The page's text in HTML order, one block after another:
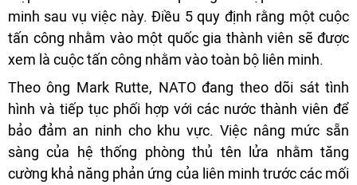
minh sau vụ việc này. Điều 5 quy định rằng một cuộc
tấn công nhằm vào một quốc gia thành viên sẽ được
xem là cuộc tấn công nhằm vào toàn bộ liên minh.
Theo ông Mark Rutte, NATO đang theo dõi sát tình
hình và tiếp tục phối hợp với các nước thành viên để
bảo đảm an ninh cho khu vực. Việc nâng mức sẵn
sàng của hệ thống phòng thủ tên lửa nhằm tăng
cường khả năng phản ứng của liên minh trước các mối